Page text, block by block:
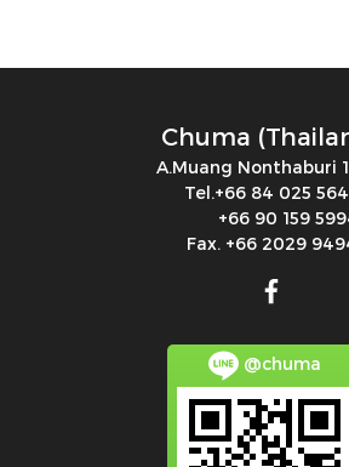
Chuma
A.Muang Nonthaburi
Tel.+66 84 025
+66 90 159
Fax. +66 2029
@chuma